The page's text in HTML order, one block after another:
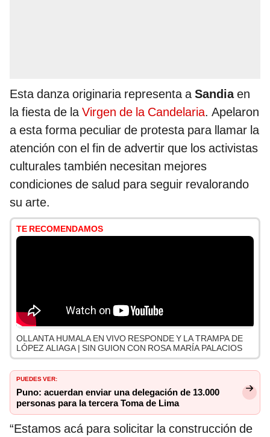
Esta danza originaria representa aSandiaen
la fiesta de laVirgen de la Candelaria. Apelaron
a esta forma peculiar de protesta para llamar la
atención con el fin de advertir que los activistas
culturales también necesitan mejores
condiciones de salud para seguir revalorando
su arte.
TE RECOMENDAMOS
OLLANTA HUMALA EN VIVO RESPONDE Y LA TRAMPA DE
LÓPEZ ALIAGA | SIN GUION CON ROSA MARÍA PALACIOS
PUEDES VER:
Puno: acuerdan enviar una delegación de 13.000
personas para la tercera Toma de Lima
“Estamos acá para solicitar la construcción de